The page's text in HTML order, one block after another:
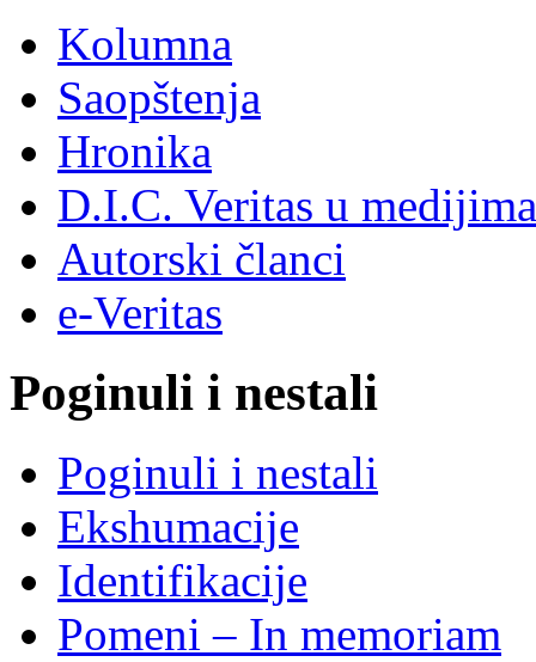
Kolumna
Saopštenja
Hronika
D.I.C. Veritas u medijima
Autorski članci
e-Veritas
Poginuli i nestali
Poginuli i nestali
Ekshumacije
Identifikacije
Pomeni – In memoriam